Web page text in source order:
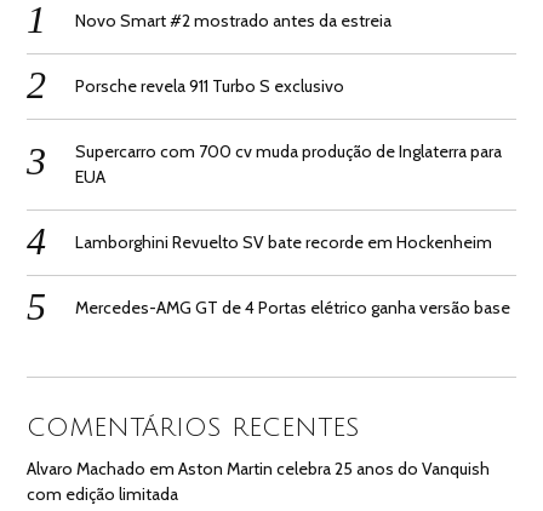
Novo Smart #2 mostrado antes da estreia
Porsche revela 911 Turbo S exclusivo
Supercarro com 700 cv muda produção de Inglaterra para
EUA
Lamborghini Revuelto SV bate recorde em Hockenheim
Mercedes-AMG GT de 4 Portas elétrico ganha versão base
COMENTÁRIOS RECENTES
Alvaro Machado emAston Martin celebra 25 anos do Vanquish
com edição limitada